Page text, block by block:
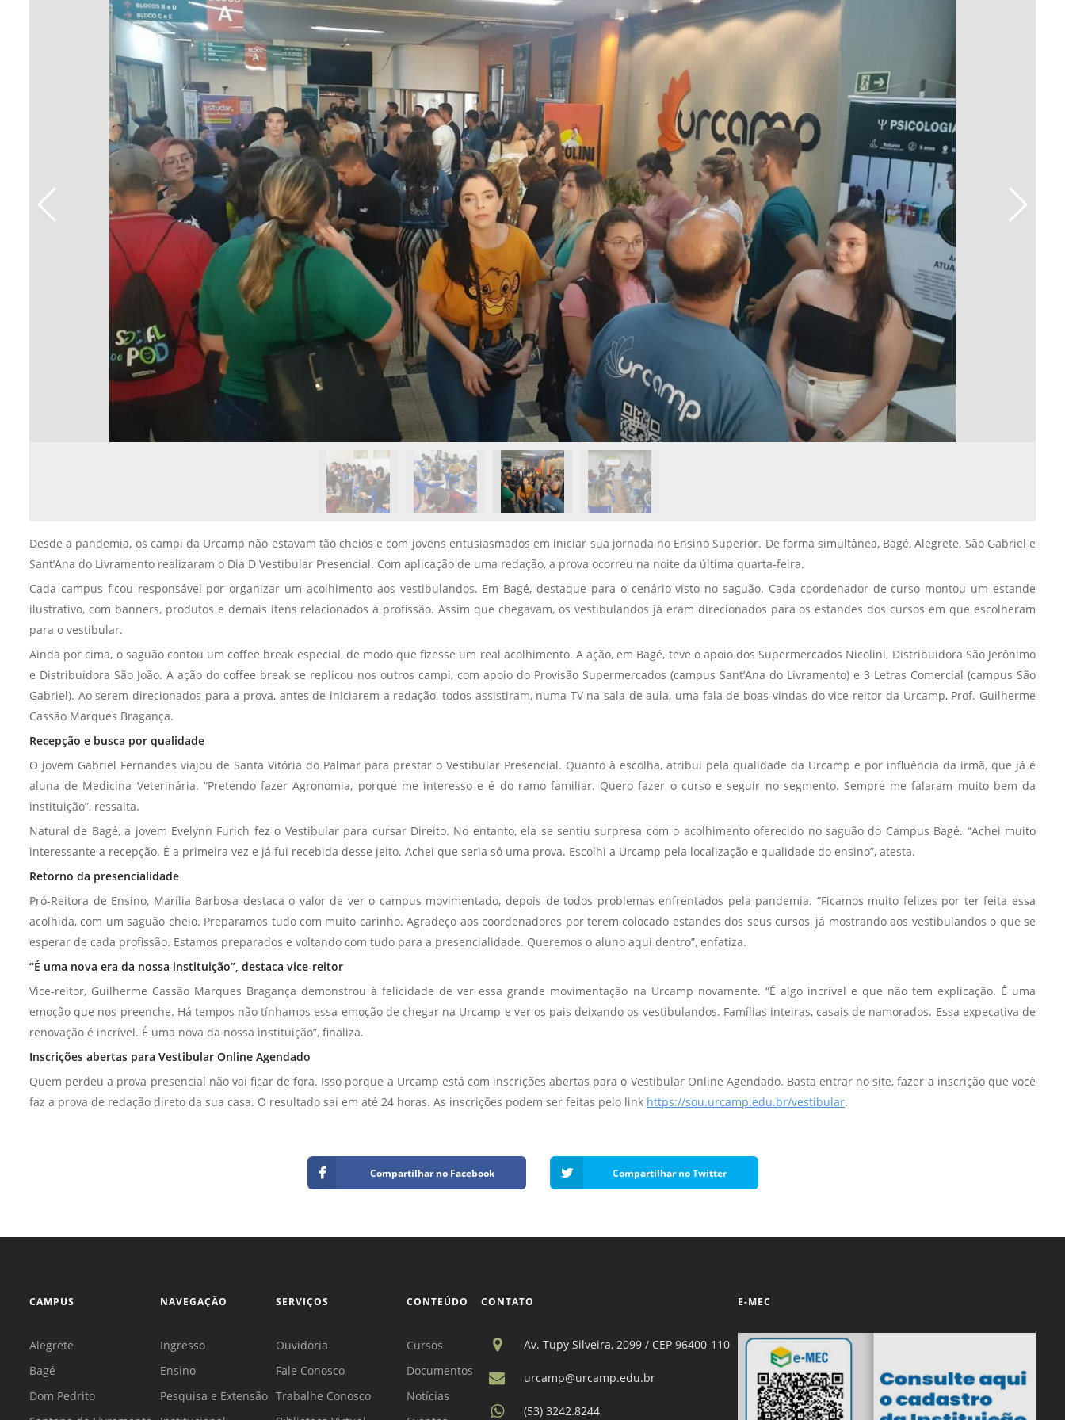
Calendário
Manual de Segurança
- Laboratórios da
Saúde
Regimento CEUA
Orientação para
Descarte - URCAMP
Normas Laboratório
de Física
Normas Laboratório
Normas Laboratório
de Zoologia
de Botânica
de Informática
Guia Acadêmico
Institucional URCAMP
Sementes - INTEC
Laboratório de
Biotecnologia Vegetal -
INTEC
Laboratório de
Microbiologia de Alimentos
- INTEC
Laboratório de Materiais
NPJ (Núcleo de Prática
Jurídica) - Bagé, Santana do
Livramento, São Gabriel e
Alegrete
NPS - Núcleo de Práticas
Vídeo Institucional Fazer
Urcamp Faz Bem
Institucional
Internacionalização
Trabalhe Conosco
Eleições Conselho Fiscal -
FAT 2024
Ouvidoria
PDI - Plano de
Desenvolvimento
Institucional 2023-2027
Desde a pandemia, os campi da Urcamp não estavam tão cheios e com jovens entusiasmados em iniciar sua jornada no Ensino Superior. De forma simultânea, Bagé, Alegrete, São Gabriel e
Sant’Ana do Livramento realizaram o Dia D Vestibular Presencial. Com aplicação de uma redação, a prova ocorreu na noite da última quarta-feira.
Cada campus ficou responsável por organizar um acolhimento aos vestibulandos. Em Bagé, destaque para o cenário visto no saguão. Cada coordenador de curso montou um estande
ilustrativo, com banners, produtos e demais itens relacionados à profissão. Assim que chegavam, os vestibulandos já eram direcionados para os estandes dos cursos em que escolheram
para o vestibular.
Ainda por cima, o saguão contou um coffee break especial, de modo que fizesse um real acolhimento. A ação, em Bagé, teve o apoio dos Supermercados Nicolini, Distribuidora São Jerônimo
e Distribuidora São João. A ação do coffee break se replicou nos outros campi, com apoio do Provisão Supermercados (campus Sant’Ana do Livramento) e 3 Letras Comercial (campus São
Gabriel). Ao serem direcionados para a prova, antes de iniciarem a redação, todos assistiram, numa TV na sala de aula, uma fala de boas-vindas do vice-reitor da Urcamp, Prof. Guilherme
Cassão Marques Bragança.
Recepção e busca por qualidade
O jovem Gabriel Fernandes viajou de Santa Vitória do Palmar para prestar o Vestibular Presencial. Quanto à escolha, atribui pela qualidade da Urcamp e por influência da irmã, que já é
aluna de Medicina Veterinária. “Pretendo fazer Agronomia, porque me interesso e é do ramo familiar. Quero fazer o curso e seguir no segmento. Sempre me falaram muito bem da
instituição”, ressalta.
Natural de Bagé, a jovem Evelynn Furich fez o Vestibular para cursar Direito. No entanto, ela se sentiu surpresa com o acolhimento oferecido no saguão do Campus Bagé. “Achei muito
interessante a recepção. É a primeira vez e já fui recebida desse jeito. Achei que seria só uma prova. Escolhi a Urcamp pela localização e qualidade do ensino”, atesta.
Retorno da presencialidade
Pró-Reitora de Ensino, Marília Barbosa destaca o valor de ver o campus movimentado, depois de todos problemas enfrentados pela pandemia. “Ficamos muito felizes por ter feita essa
acolhida, com um saguão cheio. Preparamos tudo com muito carinho. Agradeço aos coordenadores por terem colocado estandes dos seus cursos, já mostrando aos vestibulandos o que se
esperar de cada profissão. Estamos preparados e voltando com tudo para a presencialidade. Queremos o aluno aqui dentro”, enfatiza.
“É uma nova era da nossa instituição”, destaca vice-reitor
Vice-reitor, Guilherme Cassão Marques Bragança demonstrou à felicidade de ver essa grande movimentação na Urcamp novamente. “É algo incrível e que não tem explicação. É uma
emoção que nos preenche. Há tempos não tínhamos essa emoção de chegar na Urcamp e ver os pais deixando os vestibulandos. Famílias inteiras, casais de namorados. Essa expecativa de
renovação é incrível. É uma nova da nossa instituição”, finaliza.
Inscrições abertas para Vestibular Online Agendado
Quem perdeu a prova presencial não vai ficar de fora. Isso porque a Urcamp está com inscrições abertas para o Vestibular Online Agendado. Basta entrar no site, fazer a inscrição que você
faz a prova de redação direto da sua casa. O resultado sai em até 24 horas. As inscrições podem ser feitas pelo link https://sou.urcamp.edu.br/vestibular.
Compartilhar no Facebook Compartilhar no Twitter
CAMPUS
Alegrete
Bagé
Dom Pedrito
NAVEGAÇÃO
Ingresso
Ensino
Pesquisa e Extensão
SERVIÇOS
Ouvidoria
Fale Conosco
Trabalhe Conosco
CONTEÚDO
Cursos
Documentos
Notícias
CONTATO
Av. Tupy Silveira, 2099 / CEP 96400-110
urcamp@urcamp.edu.br
(53) 3242.8244
E-MEC